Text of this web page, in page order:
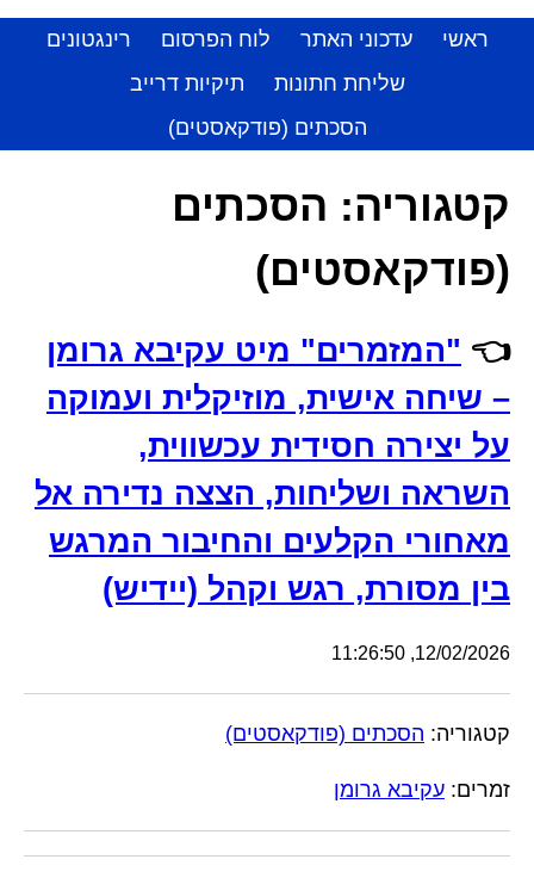
ראשי עדכוני האתר לוח הפרסום
רינגטונים
שליחת חתונות
תיקיות דרייב
הסכתים (פודקאסטים)
קטגוריה: הסכתים
(פודקאסטים)
👈 "המזמרים" מיט עקיבא גרומן
– שיחה אישית, מוזיקלית ועמוקה
על יצירה חסידית עכשווית,
השראה ושליחות, הצצה נדירה אל
מאחורי הקלעים והחיבור המרגש
בין מסורת, רגש וקהל (יידיש)
12/02/2026, 11:26:50
קטגוריה: הסכתים (פודקאסטים)
זמרים: עקיבא גרומן